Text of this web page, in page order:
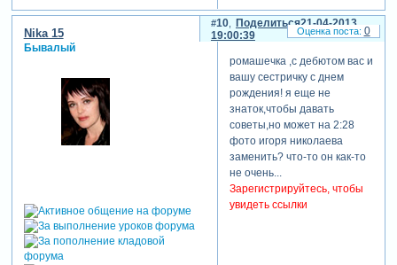
единого стиля в фонах и
украшалках, то пусть хоть
текст будет единым.
3,23 уменьшите фотку так
чтоб был зазор вверхи и
внизу. так смотрится
гармоничнее. но одной
вертикальной фоточке в
кадре обычно скучно.
попробуйте к ней добавить
ещё парочку.
дальше идут фото на
увеличение и они касаются
Поделиться
10
21-04-2013
19:00:39
Nika 15
Бывалый
ромашечка ,с дебютом вас и
вашу сестричку с днем
рождения! я еще не
знаток,чтобы давать
советы,но может на 2:28
фото игоря николаева
заменить? что-то он как-то
не очень...
Зарегистрируйтесь, чтобы
увидеть ссылки
0